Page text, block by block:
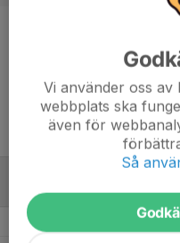
18 år
ALLA SERIER ALLA ÅR
2026
Vi använder oss
webbplats ska
även för
Så